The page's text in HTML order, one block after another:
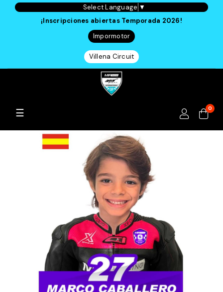
Select Language ▼
¡Inscripciones abiertas Temporada 2026!
Impormotor
Villena Circuit
Navegación
palanca
☰ 0